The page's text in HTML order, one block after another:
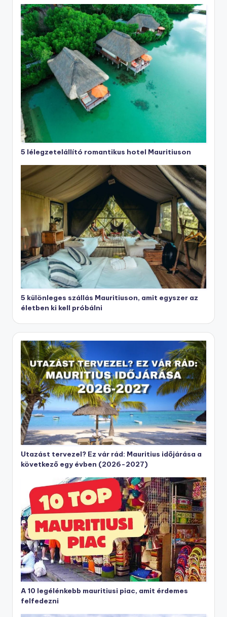
5 lélegzetelállító romantikus hotel Mauritiuson
5 különleges szállás Mauritiuson, amit egyszer az
életben ki kell próbálni
Utazást tervezel? Ez vár rád: Mauritius időjárása a
következő egy évben (2026-2027)
A 10 legélénkebb mauritiusi piac, amit érdemes
felfedezni